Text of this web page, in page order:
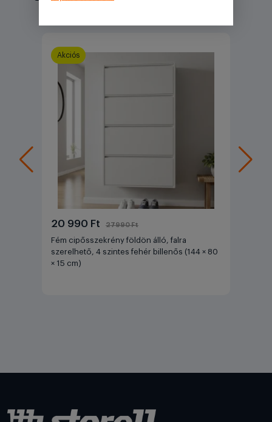
Akciós
20 990 Ft 27990 Ft
Fém cipősszekrény földön álló, falra
szerelhető, 4 szintes fehér billenős (144 × 80
× 15 cm)